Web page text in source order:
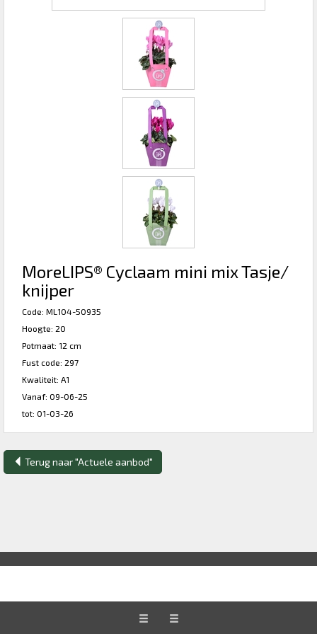
MoreLIPS® Cyclaam mini mix Tasje/
knijper
Code: ML104-50935
Hoogte: 20
Potmaat: 12 cm
Fust code: 297
Kwaliteit: A1
Vanaf: 09-06-25
tot: 01-03-26
Terug naar "Actuele aanbod"